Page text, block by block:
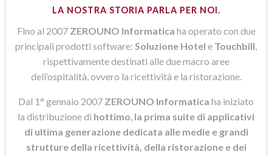
LA NOSTRA STORIA PARLA PER NOI.
Fino al 2007 ZEROUNO Informatica ha operato con due
principali prodotti software: Soluzione Hotel e Touchbill
rispettivamente destinati alle due macro aree
dell’ospitalità, ovvero la ricettività e la ristorazione.
Dal 1° gennaio 2007 ZEROUNO Informatica ha iniziato
la distribuzione di hottimo la prima suite di applicativi
di ultima generazione dedicata alle medie e grandi
strutture della ricettività, della ristorazione e dei